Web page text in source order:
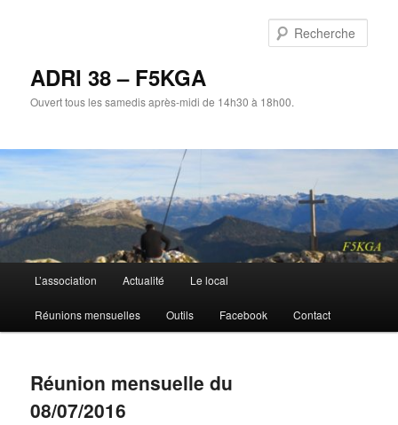
ADRI 38 – F5KGA
Ouvert tous les samedis après-midi de 14h30 à 18h00.
principal
L’association Actualité Le local
Réunions mensuelles Outils Facebook Contact
Réunion mensuelle du
08/07/2016